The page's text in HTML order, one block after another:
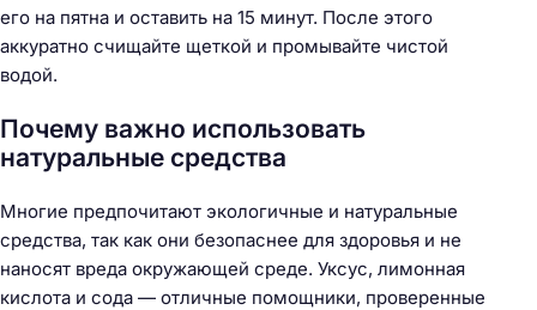
его на пятна и оставить на 15 минут. После этого
аккуратно счищайте щеткой и промывайте чистой
водой.
Почему важно использовать
натуральные средства
Многие предпочитают экологичные и натуральные
средства, так как они безопаснее для здоровья и не
наносят вреда окружающей среде. Уксус, лимонная
кислота и сода — отличные помощники, проверенные